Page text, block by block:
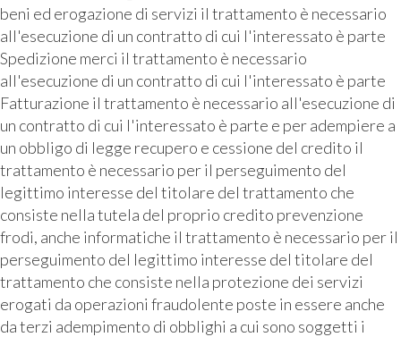
beni ed erogazione di servizi il trattamento è necessario
all'esecuzione di un contratto di cui l'interessato è parte
Spedizione merci il trattamento è necessario
all'esecuzione di un contratto di cui l'interessato è parte
Fatturazione il trattamento è necessario all'esecuzione di
un contratto di cui l'interessato è parte e per adempiere a
un obbligo di legge recupero e cessione del credito il
trattamento è necessario per il perseguimento del
legittimo interesse del titolare del trattamento che
consiste nella tutela del proprio credito prevenzione
frodi, anche informatiche il trattamento è necessario per il
perseguimento del legittimo interesse del titolare del
trattamento che consiste nella protezione dei servizi
erogati da operazioni fraudolente poste in essere anche
da terzi adempimento di obblighi a cui sono soggetti i